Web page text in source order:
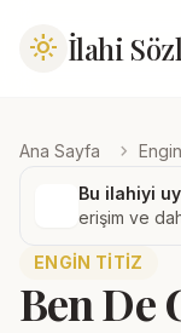
light_mode İlahi
Ana Sayfa chevron_right
Bu ilahiyi
erişim ve
ENGIN TITIZ
Ben De